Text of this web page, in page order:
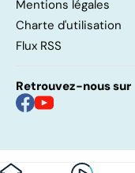
Mentions légales
Charte d'utilisation
Flux RSS
Retrouvez-nous sur